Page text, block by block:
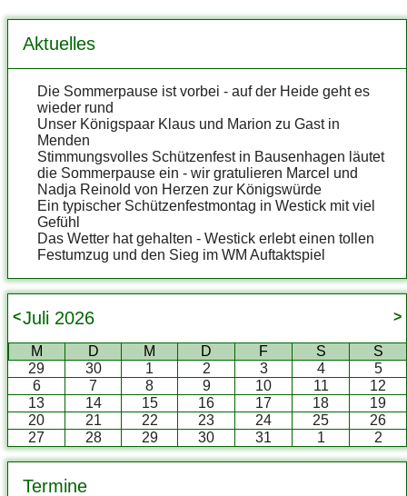
Aktuelles
Die Sommerpause ist vorbei - auf der Heide geht es
wieder rund
Unser Königspaar Klaus und Marion zu Gast in
Menden
Stimmungsvolles Schützenfest in Bausenhagen läutet
die Sommerpause ein - wir gratulieren Marcel und
Nadja Reinold von Herzen zur Königswürde
Ein typischer Schützenfestmontag in Westick mit viel
Gefühl
Das Wetter hat gehalten - Westick erlebt einen tollen
Festumzug und den Sieg im WM Auftaktspiel
Juli 2026
< >
M D M D F S
S
29
30 1 2 3 4
5
6
7 8 9 10 11
12
13
14 15 16 17 18
19
20
21 22 23 24 25
26
27
28 29 30 31 1 2
Termine